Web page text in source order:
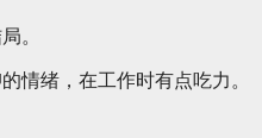
。
情绪，在工作时有点吃力。